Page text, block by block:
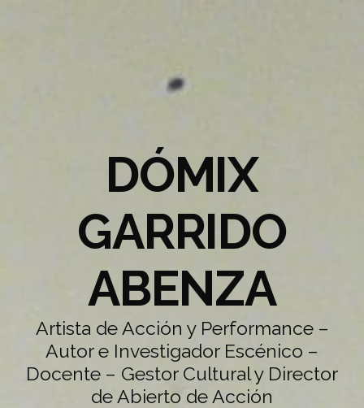
DÓMIX
GARRIDO
ABENZA
Artista de Acción y Performance –
Autor e Investigador Escénico –
Docente – Gestor Cultural y Director
de Abierto de Acción